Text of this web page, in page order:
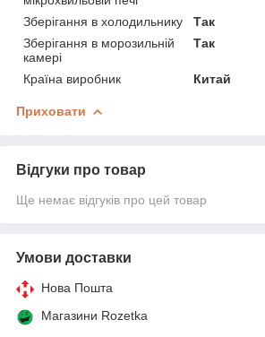
Зберігання в холодильнику
Так
Зберігання в морозильній
камері
Так
Країна виробник Китай
Приховати
Відгуки про товар
Ще немає відгуків про цей товар
Умови доставки
Нова Пошта
Магазини Rozetka